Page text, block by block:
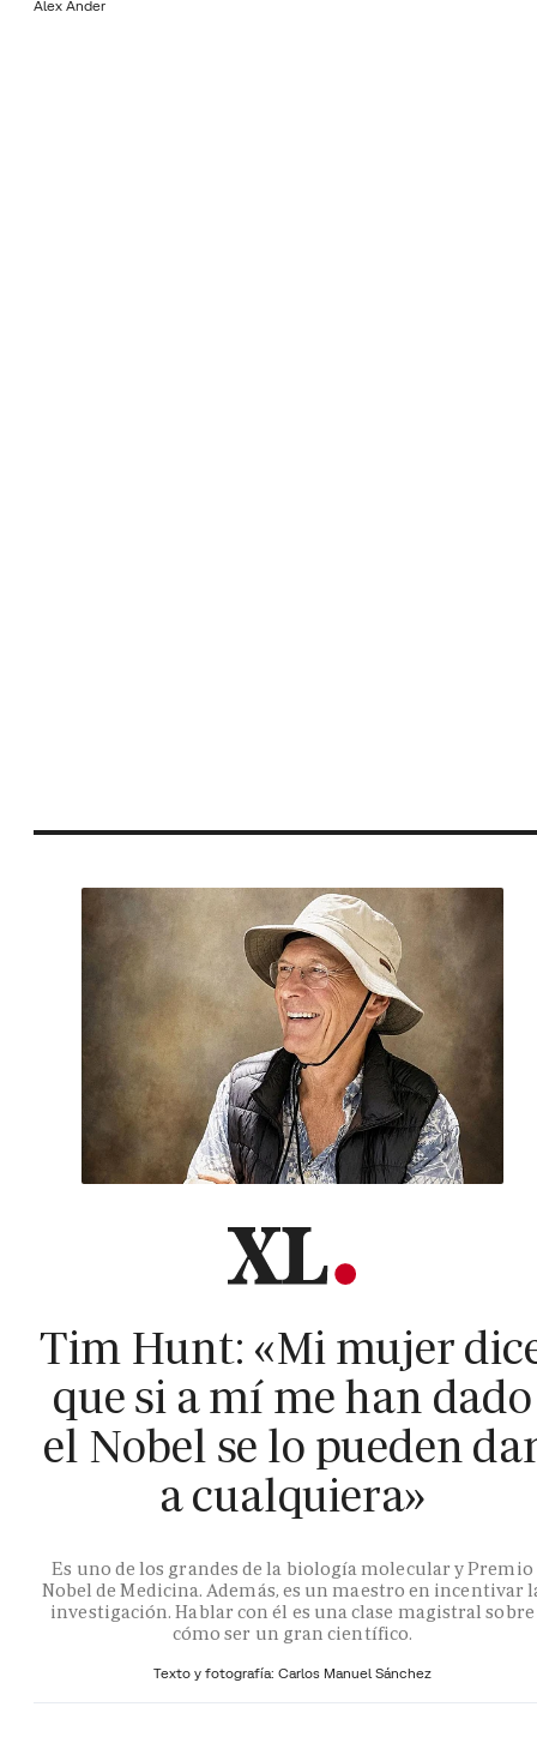
Álex Ander
Tim Hunt: «Mi mujer
que si a mí me han dado
el Nobel se lo pueden
a cualquiera»
Es uno de los grandes de la biología molecular y Premio
Nobel de Medicina. Además, es un maestro en incentivar
investigación. Hablar con él es una clase magistral sobre
cómo ser un gran científico.
Texto y fotografía: Carlos Manuel Sánchez